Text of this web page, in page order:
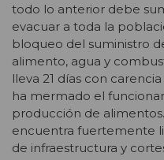
todo lo anterior debe
evacuar a toda la
bloqueo del suministro
alimento, agua y
lleva 21 días con
ha mermado el
producción de
encuentra fuertemente
de infraestructura y